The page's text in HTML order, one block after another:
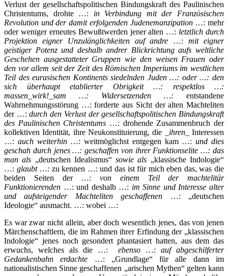
Verlust der gesellschaftspolitischen Bindungskraft des Paulinischen
Christentums, drohte …: in Verbindung mit der Französischen
Revolution und der damit erfolgenden Judenemanzipation…: mehr
oder weniger erneutes Bewußtwerden jener alten …: letztlich durch
Projektion eigner Unzulänglichkeiten auf andre …:mit eigner
geistiger Potenz und deshalb andrer Blickrichtung aufs weltliche
Geschehen ausgestatteter Gruppen wie den weisen Frauen oder
den vor allem seit der Zeit des Römischen Imperiums im westlichen
Teil des eurasischen Kontinents siedelnden Juden …: oder …: den
sich überhaupt etablierter Obrigkeit …: respektlos …:
massen_wirk!_sam …: Widersetzenden …: entstandene
Wahrnehmungsstörung …: forderte aus Sicht der alten Machteliten
der …:durch den Verlust der gesellschaftspolitischen Bindungskraft
des Paulinischen Christentums …: drohende Zusammenbruch der
kollektiven Identität, ihre Neukonstituierung, die _ ihren_ Interessen
…: auch weiterhin…: weitmöglichst entgegen kam …:und dies
geschah durch jenes …: geschaffen von ihrer Funktionselite …: das
man als „deutschen Idealismus“sowie als „klassische Indologie“
…: glaubt…: zu kennen …: und das ist für mich eben das, was die
beiden Seiten der …: von einem Teil der machtelitär
Funktionierenden …: und deshalb …: im Sinne und Interesse alter
und aufsteigender Machteliten geschaffenen …: „deutschen
Ideologie“ ausmacht. …: wobei …:
Es war zwar nicht allein, aber doch wesentlich jenes, das von jenen
Märchenschaftlern, die im Rahmen ihrer Erfindung der „klassischen
Indologie“ jenes noch gesondert phantasiert hatten, aus dem das
erwuchs, welches als die …:
ebenso …: auf abgeschilferter
Gedankenbahn erdachte …: „Grundlage“ für alle dann im
nationalistischen Sinne geschaffenen „arischen Mythen“ gelten kann